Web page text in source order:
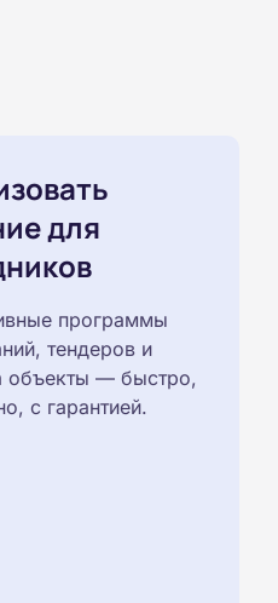
для
программы
тендеров и
объекты — быстро,
с гарантией.